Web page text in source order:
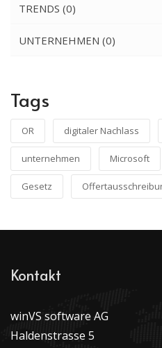
TRENDS (0)
UNTERNEHMEN (0)
Tags
OR digitaler Nachlass
unternehmen Microsoft
Gesetz
Kontakt
winVS software AG
Haldenstrasse 5